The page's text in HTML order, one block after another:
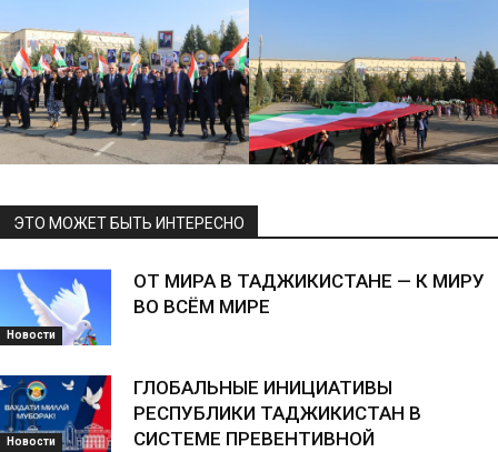
ЭТО МОЖЕТ БЫТЬ ИНТЕРЕСНО
Новости
ОТ МИРА В ТАДЖИКИСТАНЕ — К МИРУ
ВО ВСЁМ МИРЕ
Новости
ГЛОБАЛЬНЫЕ ИНИЦИАТИВЫ
РЕСПУБЛИКИ ТАДЖИКИСТАН В
СИСТЕМЕ ПРЕВЕНТИВНОЙ